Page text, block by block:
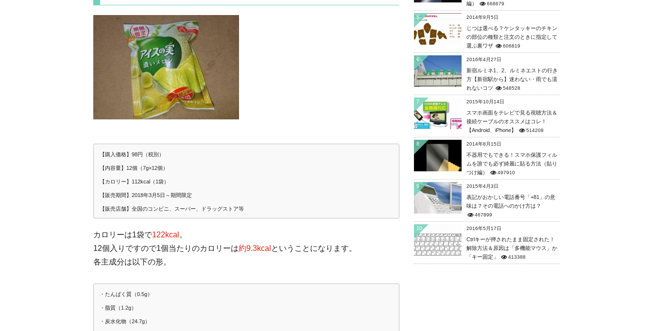
【購入価格】98円（税別）
【内容量】12個（7g×12個）
【カロリー】112kcal（1袋）
【販売期間】2018年3月5日～期間限定
【販売店舗】全国のコンビニ、スーパー、ドラッグストア等
カロリーは1袋で122kcal 。
12個入りですので1個当たりのカロリーは約9.3kcal ということになります。
各主成分は以下の形。
・たんぱく質（0.5g）
・脂質（1.2g）
・炭水化物（24.7g）
編）
668679
5 2014年9月5日
じつは選べる？ケンタッキーのチキン
の部位の種類と注文のときに指定して
選ぶ裏ワザ
606819
6 2016年4月27日
新宿ルミネ1、2、ルミネエストの行き
方【新宿駅から】迷わない・雨でも濡
れないコツ
548528
7 2015年10月14日
スマホ画面をテレビで見る視聴方法＆
接続ケーブルのオススメはコレ！
【Android、iPhone】
514208
8 2014年8月15日
不器用でもできる！スマホ保護フィル
ムを誰でも必ず綺麗に貼る方法（貼り
つけ編）
497910
9 2015年4月3日
表記がおかしい電話番号「+81」の意
味は？その電話へのかけ方は？
467899
10 2016年5月17日
Ctrlキーが押されたまま固定された！
解除方法＆原因は「多機能マウス」か
「キー固定」
413388